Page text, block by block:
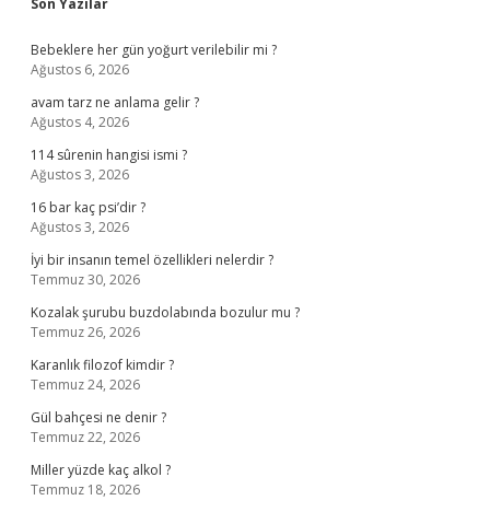
Sidebar
Son Yazılar
Bebeklere her gün yoğurt verilebilir mi ?
Ağustos 6, 2026
avam tarz ne anlama gelir ?
Ağustos 4, 2026
114 sûrenin hangisi ismi ?
Ağustos 3, 2026
16 bar kaç psi’dir ?
Ağustos 3, 2026
İyi bir insanın temel özellikleri nelerdir ?
Temmuz 30, 2026
Kozalak şurubu buzdolabında bozulur mu ?
Temmuz 26, 2026
Karanlık filozof kimdir ?
Temmuz 24, 2026
Gül bahçesi ne denir ?
Temmuz 22, 2026
Miller yüzde kaç alkol ?
Temmuz 18, 2026